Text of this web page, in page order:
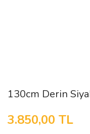
130cm Derin
3.850,00 TL